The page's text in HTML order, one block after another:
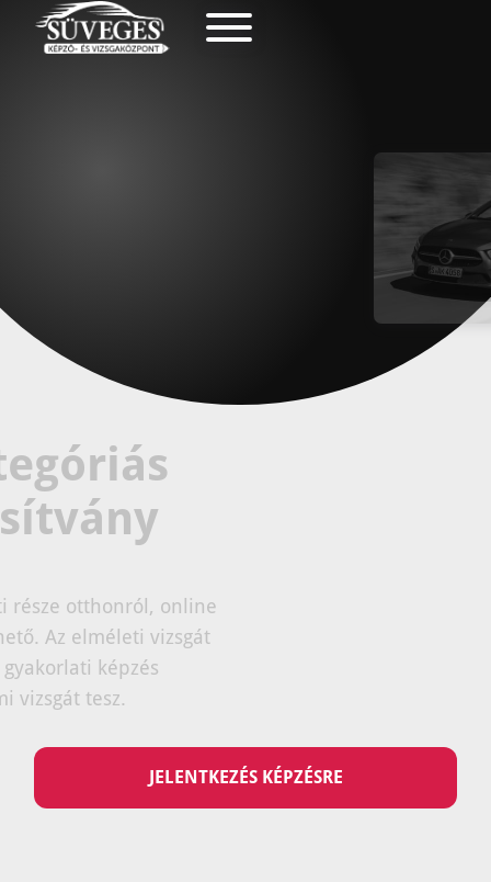
JELENTKEZÉS KÉPZÉSRE
része otthonról, online
Az elméleti vizsgát
képzés
vizsgát tesz.